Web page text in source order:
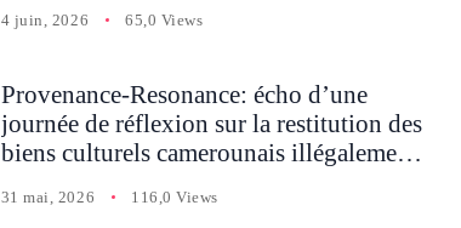
4 juin, 2026 65,0 Views
Provenance-Resonance: écho d’une
journée de réflexion sur la restitution des
biens culturels camerounais illégalement
31 mai, 2026 116,0 Views